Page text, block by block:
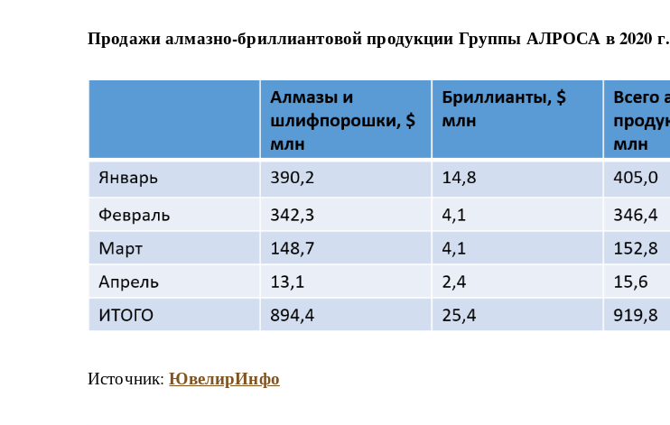
Продажи алмазно-бриллиантовой продукции Группы АЛРОСА в 2020 г.
Источник:ЮвелирИнфо